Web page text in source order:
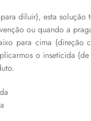
diluir), esta solução
ou quando a
para cima (direção
o inseticida